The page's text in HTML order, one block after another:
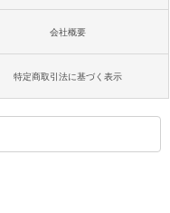
会社概要
特定商取引法に基づく表示